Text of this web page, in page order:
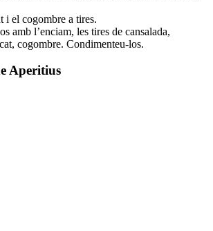
i el cogombre a tires.
amb l’enciam, les tires de cansalada,
cogombre. Condimenteu-los.
Aperitius